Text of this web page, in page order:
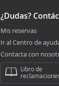
¿Dudas?
Mis reservas
Ir al Centro de
Contacta con
Libro de